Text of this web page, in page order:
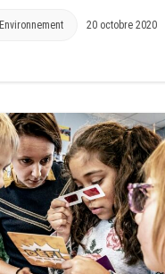
Environnement 20 octobre 2020